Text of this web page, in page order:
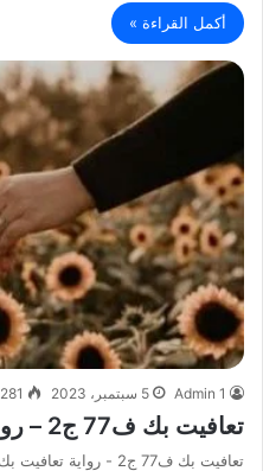
أكمل القراءة »
Admin 1 5 سبتمبر، 2023 281
تعافيت بك ف77 ج2 – رواية تعافيت بك PDF
تعافيت بك ف77 ج2 - رواية تعافيت بك PDF